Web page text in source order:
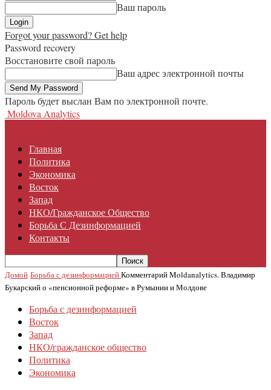
Ваш пароль
Forgot your password? Get help
Password recovery
Восстановите свой пароль
Ваш адрес электронной почты
Пароль будет выслан Вам по электронной почте.
Moldova Analytics
Главная
Политика
Экономика
Восток
Запад
НКО/гражданское Общество
Борьба С Дезинформацией
Контакты
Домой Борьба с дезинформациейКомментарий Moldanalytics. Владимир
Букарский о «пенсионной реформе» в Румынии и Молдове
Борьба с дезинформацией
Восток
Запад
НКО/гражданское общество
Политика
Экономика